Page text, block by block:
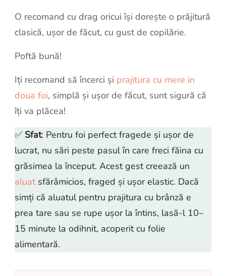
O recomand cu drag oricui își dorește o prăjitură
clasică, ușor de făcut, cu gust de copilărie.
Poftă bună!
Iți recomand să încerci și prajitura cu mere in
doua foi, simplă și ușor de făcut, sunt sigură că
îți va plăcea!
✅ Sfat: Pentru foi perfect fragede și ușor de
lucrat, nu sări peste pasul în care freci făina cu
grăsimea la început. Acest gest creează un
aluatsfărâmicios, fraged și ușor elastic. Dacă
simți că aluatul pentru prajitura cu brânză e
prea tare sau se rupe ușor la întins, lasă-l 10–
15 minute la odihnit, acoperit cu folie
alimentară.